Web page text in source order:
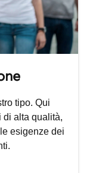
tipo. Qui
di alta qualità,
esigenze dei